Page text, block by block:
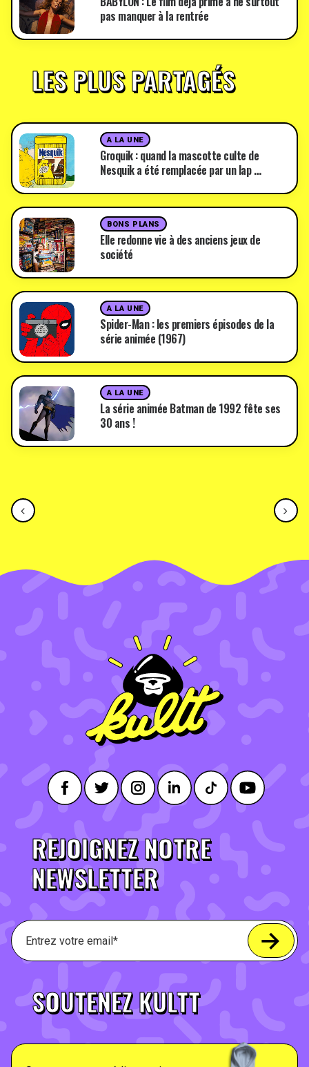
pas manquer à la rentrée
LES PLUS PARTAGÉS
A LA UNE
Groquik : quand la mascotte culte de
Nesquik a été remplacée par un lap …
BONS PLANS
Elle redonne vie à des anciens jeux de
société
A LA UNE
Spider-Man : les premiers épisodes de la
série animée (1967)
A LA UNE
La série animée Batman de 1992 fête ses
30 ans !
REJOIGNEZ NOTRE
NEWSLETTER
SOUTENEZ KULTT